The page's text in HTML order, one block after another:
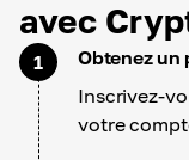
avec
1
Obtenez
Inscrivez-
votre